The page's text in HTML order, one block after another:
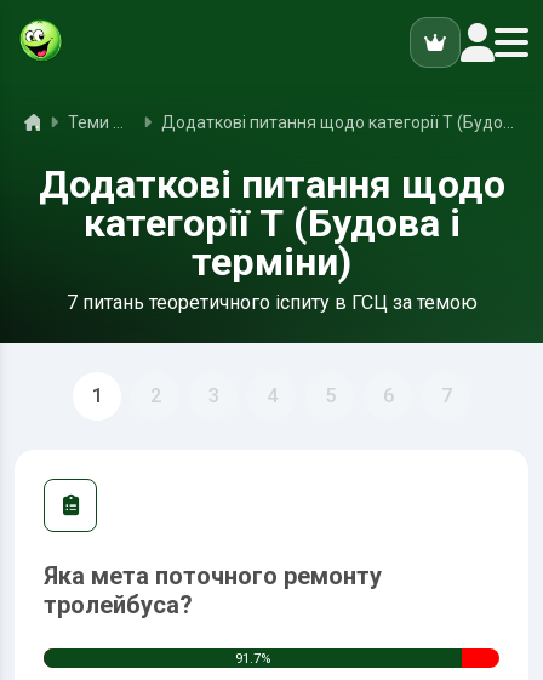
Головна
Додаткові питання щодо
категорії Т (Будова і
терміни)
7 питань теоретичного іспиту в ГСЦ за темою
1 2 3 4 5 6 7
Яка мета поточного ремонту
тролейбуса?
91.7%